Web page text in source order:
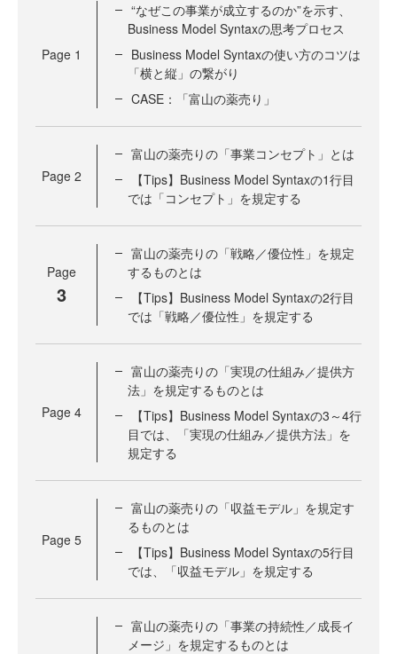
Page 1
“なぜこの事業が成立するのか”を示す、
Business Model Syntaxの思考プロセス
Business Model Syntaxの使い方のコツは
「横と縦」の繋がり
CASE：「富山の薬売り」
Page 2
富山の薬売りの「事業コンセプト」とは
【Tips】Business Model Syntaxの1行目
では「コンセプト」を規定する
Page
3
富山の薬売りの「戦略／優位性」を規定
するものとは
【Tips】Business Model Syntaxの2行目
では「戦略／優位性」を規定する
Page 4
富山の薬売りの「実現の仕組み／提供方
法」を規定するものとは
【Tips】Business Model Syntaxの3～4行
目では、「実現の仕組み／提供方法」を
規定する
Page 5
富山の薬売りの「収益モデル」を規定す
るものとは
【Tips】Business Model Syntaxの5行目
では、「収益モデル」を規定する
富山の薬売りの「事業の持続性／成長イ
メージ」を規定するものとは